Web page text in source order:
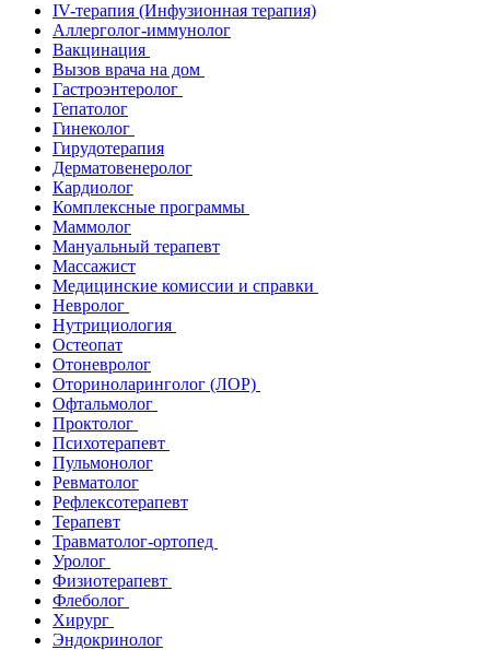
IV-терапия (Инфузионная терапия)
Аллерголог-иммунолог
Вакцинация
Вызов врача на дом
Гастроэнтеролог
Гепатолог
Гинеколог
Гирудотерапия
Дерматовенеролог
Кардиолог
Комплексные программы
Маммолог
Мануальный терапевт
Массажист
Медицинские комиссии и справки
Невролог
Нутрициология
Остеопат
Отоневролог
Оториноларинголог (ЛОР)
Офтальмолог
Проктолог
Психотерапевт
Пульмонолог
Ревматолог
Рефлексотерапевт
Терапевт
Травматолог-ортопед
Уролог
Физиотерапевт
Флеболог
Хирург
Эндокринолог